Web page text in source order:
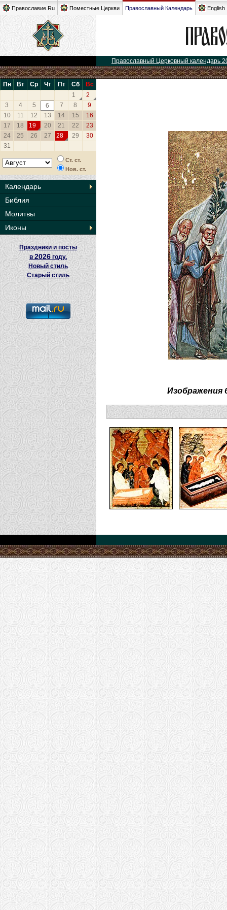
Православие.Ru Поместные Церкви Православный Календарь English
Православный Церковный календарь
Пн Вт Ср Чт Пт Сб
Вс
1
2
3
4 5 6 7 8
9
10
11 12 13 14 15
16
17
18 19 20 21 22
23
24
25 26 27 28 29
30
31
Ст. ст.
Нов. ст.
Календарь
Библия
Молитвы
Иконы
Праздники и посты
в2026 году.
Новый стиль
Старый стиль